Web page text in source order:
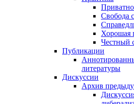
Свобода
Хорошая
Честный
Публикации
литературы
Дискуссии
Архив